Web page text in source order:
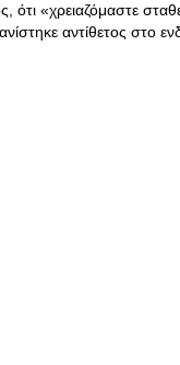
ότι «χρειαζόμαστε
αντίθετος στο